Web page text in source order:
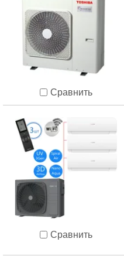
Сравнить
Сравнить